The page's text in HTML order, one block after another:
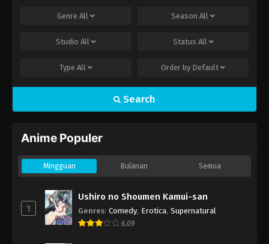
Genre All Season All
Studio All Status All
Type All Order by Default
Search
Anime Populer
Mingguan Bulanan Semua
1
Ushiro no Shoumen Kamui-san
Genres: Comedy, Erotica, Supernatural
6.09